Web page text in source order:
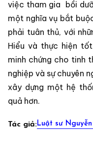
việc tham gia bồi
một nghĩa vụ bắt
phải tuân thủ, với
Hiểu và thực hiện
minh chứng cho tinh
nghiệp và sự chuyên
xây dựng một hệ
quả hơn.
Tác giả:Luật sư